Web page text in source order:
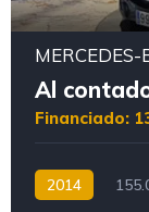
Al
Financiado:
2014